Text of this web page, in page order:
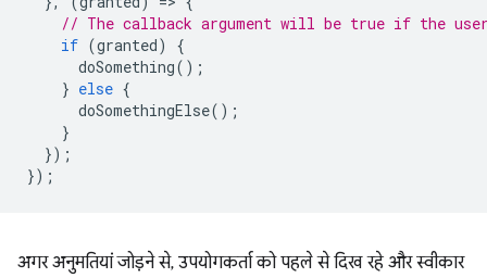
// The callback argument will be true if the
if (granted)
{
doSomething();
} else {
doSomethingElse();
}
});
});
अगर अनुमतियां जोड़ने से, उपयोगकर्ता को पहले से दिख रहे और स्वीकार